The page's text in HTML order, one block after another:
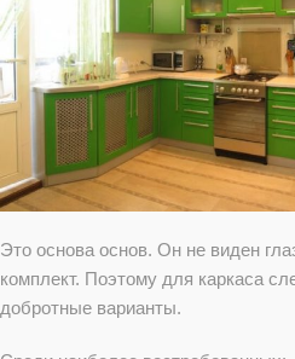
Это основа основ. Он не виден
комплект. Поэтому для каркаса
добротные варианты.